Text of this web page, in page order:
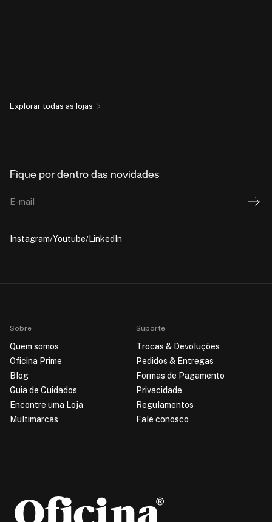
Explorar todas as lojas
Fique por dentro das novidades
E-mail
Instagram Youtube LinkedIn
Sobre
Quem somos
Oficina Prime
Blog
Guia de Cuidados
Encontre uma Loja
Multimarcas
Suporte
Trocas & Devoluções
Pedidos & Entregas
Formas de Pagamento
Privacidade
Regulamentos
Fale conosco